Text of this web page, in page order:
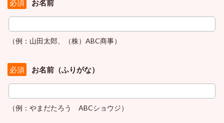
お名前
必須
（例：山田太郎、（株）ABC商事）
お名前（ふりがな）
必須
（例：やまだたろう ABCショウジ）